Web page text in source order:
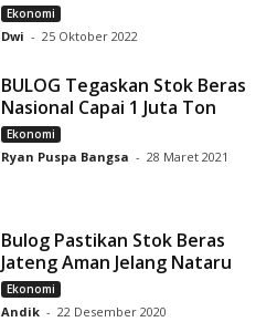
Ekonomi
Dwi - 25 Oktober 2022
BULOG Tegaskan Stok Beras
Nasional Capai 1 Juta Ton
Ekonomi
Ryan Puspa Bangsa - 28 Maret 2021
Bulog Pastikan Stok Beras
Jateng Aman Jelang Nataru
Ekonomi
Andik - 22 Desember 2020